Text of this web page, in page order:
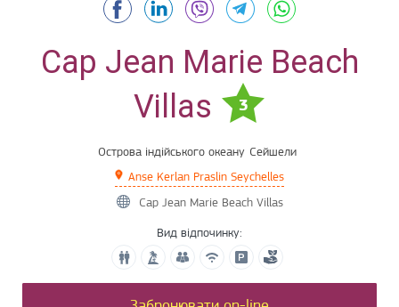
Cap Jean Marie Beach
Villas
3
Острова індійського океану Сейшели
Anse Kerlan Praslin Seychelles
Cap Jean Marie Beach Villas
Вид відпочинку: